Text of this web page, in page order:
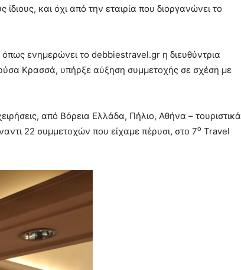
και όχι από την εταιρία που διοργανώνει το
όπως ενημερώνει το debbiestravel.gr η διευθύντρια
Κρασσά, υπήρξε αύξηση συμμετοχής σε σχέση με
από Βόρεια Ελλάδα, Πήλιο, Αθήνα – τουριστικά
22 συμμετοχών που είχαμε πέρυσι, στο 7ο Travel